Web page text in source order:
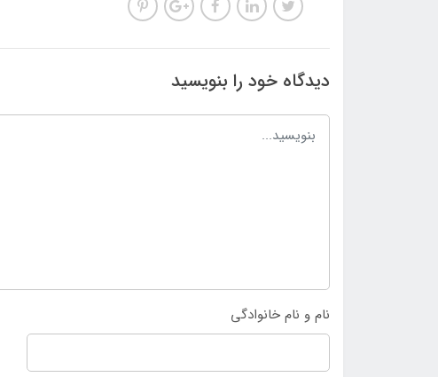
دیدگاه خود را بنویسید
نام و نام خانوادگی